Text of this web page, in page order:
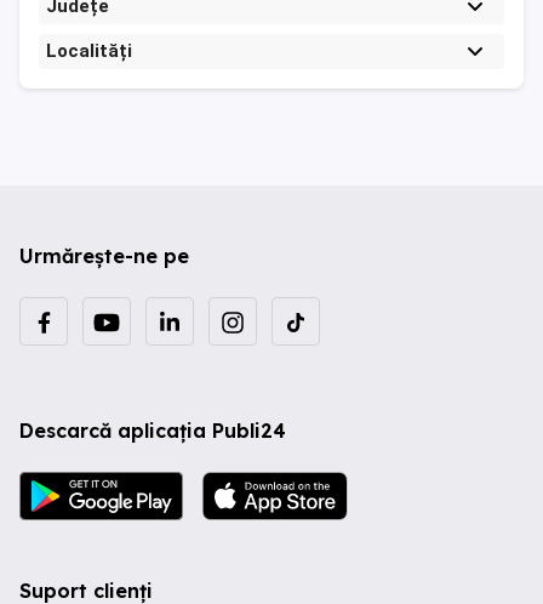
Județe
Localități
Urmărește-ne pe
Descarcă aplicația Publi24
Suport clienți